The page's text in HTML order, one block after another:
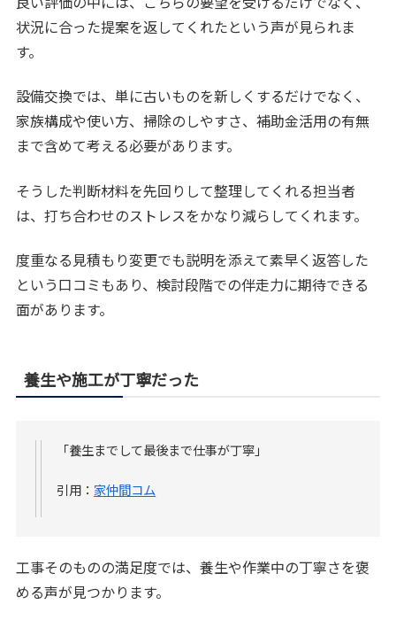
状況に合った提案を返してくれたという声が見られま
す。
設備交換では、単に古いものを新しくするだけでなく、
家族構成や使い方、掃除のしやすさ、補助金活用の有無
まで含めて考える必要があります。
そうした判断材料を先回りして整理してくれる担当者
は、打ち合わせのストレスをかなり減らしてくれます。
度重なる見積もり変更でも説明を添えて素早く返答した
という口コミもあり、検討段階での伴走力に期待できる
面があります。
養生や施工が丁寧だった
「養生までして最後まで仕事が丁寧」
引用：家仲間コム
工事そのものの満足度では、養生や作業中の丁寧さを褒
める声が見つかります。